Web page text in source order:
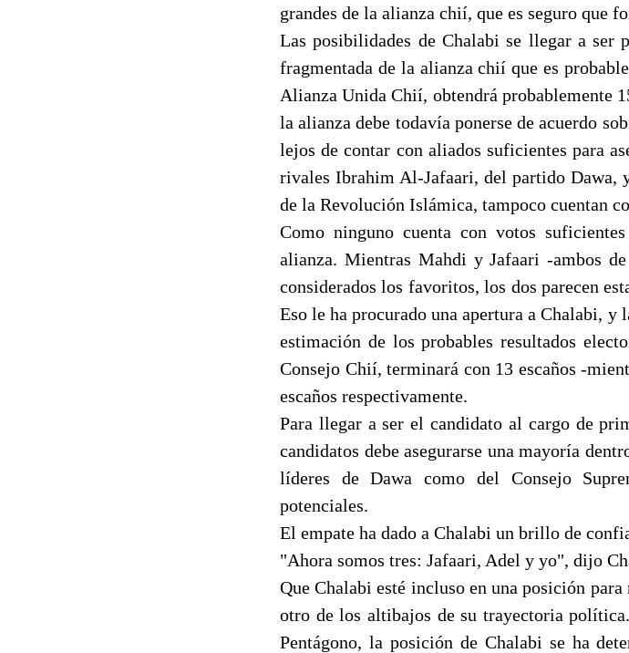
grandes de la alianza chií, que es seguro que
Las posibilidades de Chalabi se llegar a ser
fragmentada de la alianza chií que es
Alianza Unida Chií, obtendrá probablemente
la alianza debe todavía ponerse de acuerdo
lejos de contar con aliados suficientes para
rivales Ibrahim Al-Jafaari, del partido Dawa,
de la Revolución Islámica, tampoco cuentan
Como ninguno cuenta con votos
alianza. Mientras Mahdi y Jafaari -ambos
considerados los favoritos, los dos parecen
Eso le ha procurado una apertura a Chalabi, y
estimación de los probables resultados
Consejo Chií, terminará con 13 escaños -
escaños respectivamente.
Para llegar a ser el candidato al cargo de
candidatos debe asegurarse una mayoría
líderes de Dawa como del Consejo
potenciales.
El empate ha dado a Chalabi un brillo de
"Ahora somos tres: Jafaari, Adel y yo", dijo
Que Chalabi esté incluso en una posición
otro de los altibajos de su trayectoria
Pentágono, la posición de Chalabi se ha